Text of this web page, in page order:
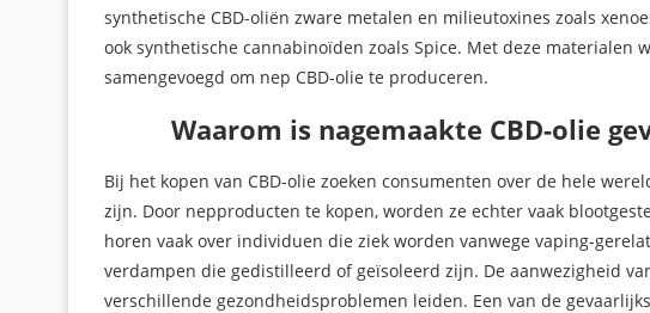
synthetische CBD-oliën zware metalen en milieutoxines zoals
ook synthetische cannabinoïden zoals Spice. Met deze materialen
samengevoegd om nep CBD-olie te produceren.
Waarom is nagemaakte CBD-olie
Bij het kopen van CBD-olie zoeken consumenten over de hele
zijn. Door nepproducten te kopen, worden ze echter vaak
horen vaak over individuen die ziek worden vanwege vaping-
verdampen die gedistilleerd of geïsoleerd zijn. De aanwezigheid
verschillende gezondheidsproblemen leiden. Een van de